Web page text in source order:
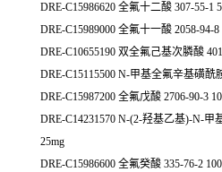
DRE-C15986620 全氟十二酸 307-55-1
DRE-C15989000 全氟十一酸 2058-94-8
DRE-C10655190 双全氟己基次膦酸
DRE-C15115500 N-甲基全氟辛基磺酰
DRE-C15987200 全氟戊酸 2706-90-3
DRE-C14231570 N-(2-羟基乙基)-N-甲
25mg
DRE-C15986600 全氟癸酸 335-76-2